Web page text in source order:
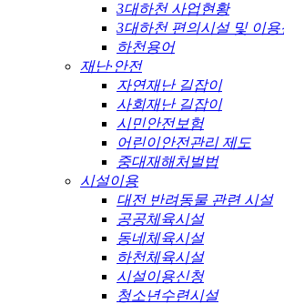
3대하천 사업현황
3대하천 편의시설 및 이용
하천용어
재난·안전
자연재난 길잡이
사회재난 길잡이
시민안전보험
어린이안전관리 제도
중대재해처벌법
시설이용
대전 반려동물 관련 시설
공공체육시설
동네체육시설
하천체육시설
시설이용신청
청소년수련시설